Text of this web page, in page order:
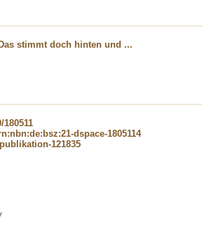
stimmt doch hinten und ...
dspace-1805114
121835